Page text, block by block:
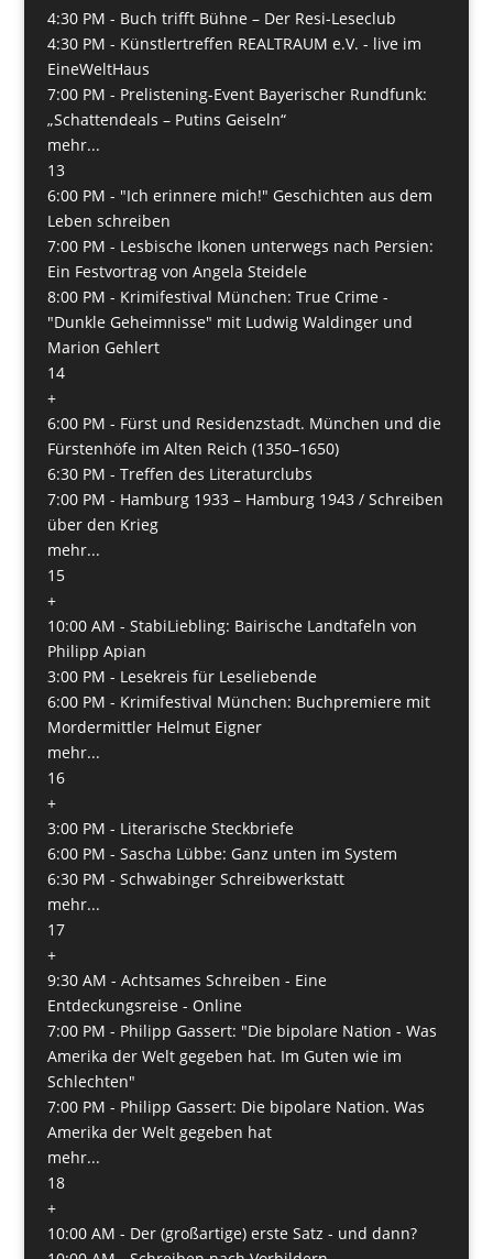
4:30 PM - Buch trifft Bühne – Der Resi-Leseclub
4:30 PM - Künstlertreffen REALTRAUM e.V. - live im
EineWeltHaus
7:00 PM - Prelistening-Event Bayerischer Rundfunk:
„Schattendeals – Putins Geiseln“
mehr...
13
6:00 PM - "Ich erinnere mich!" Geschichten aus dem
Leben schreiben
7:00 PM - Lesbische Ikonen unterwegs nach Persien:
Ein Festvortrag von Angela Steidele
8:00 PM - Krimifestival München: True Crime -
"Dunkle Geheimnisse" mit Ludwig Waldinger und
Marion Gehlert
14
+
6:00 PM - Fürst und Residenzstadt. München und die
Fürstenhöfe im Alten Reich (1350–1650)
6:30 PM - Treffen des Literaturclubs
7:00 PM - Hamburg 1933 – Hamburg 1943 / Schreiben
über den Krieg
mehr...
15
+
10:00 AM - StabiLiebling: Bairische Landtafeln von
Philipp Apian
3:00 PM - Lesekreis für Leseliebende
6:00 PM - Krimifestival München: Buchpremiere mit
Mordermittler Helmut Eigner
mehr...
16
+
3:00 PM - Literarische Steckbriefe
6:00 PM - Sascha Lübbe: Ganz unten im System
6:30 PM - Schwabinger Schreibwerkstatt
mehr...
17
+
9:30 AM - Achtsames Schreiben - Eine
Entdeckungsreise - Online
7:00 PM - Philipp Gassert: "Die bipolare Nation - Was
Amerika der Welt gegeben hat. Im Guten wie im
Schlechten"
7:00 PM - Philipp Gassert: Die bipolare Nation. Was
Amerika der Welt gegeben hat
mehr...
18
+
10:00 AM - Der (großartige) erste Satz - und dann?